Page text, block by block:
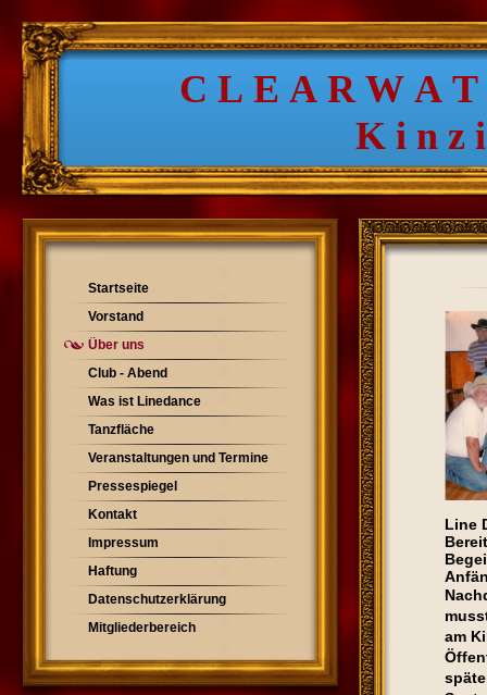
C L E A R W A
K i n z i g s
Line
am
Startseite
Vorstand
Über uns
Club - Abend
Was ist Linedance
Tanzfläche
Veranstaltungen und Termine
Pressespiegel
Kontakt
Impressum
Haftung
Datenschutzerklärung
Mitgliederbereich